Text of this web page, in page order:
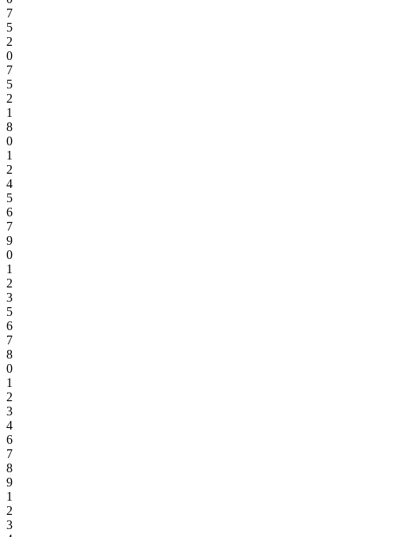
7
5
2
0
7
5
2
1
8
0
1
2
4
5
6
7
9
0
1
2
3
5
6
7
8
0
1
2
3
4
6
7
8
9
1
2
3